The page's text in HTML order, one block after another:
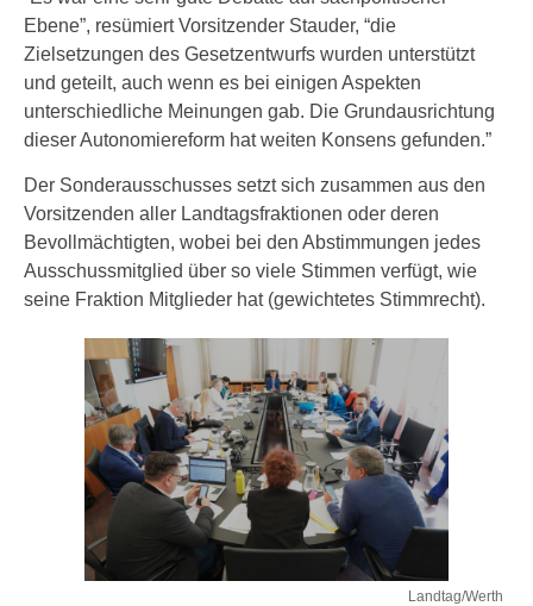
Ebene”, resümiert Vorsitzender Stauder, “die
Zielsetzungen des Gesetzentwurfs wurden unterstützt
und geteilt, auch wenn es bei einigen Aspekten
unterschiedliche Meinungen gab. Die Grundausrichtung
dieser Autonomiereform hat weiten Konsens gefunden.”
Der Sonderausschusses setzt sich zusammen aus den
Vorsitzenden aller Landtagsfraktionen oder deren
Bevollmächtigten, wobei bei den Abstimmungen jedes
Ausschussmitglied über so viele Stimmen verfügt, wie
seine Fraktion Mitglieder hat (gewichtetes Stimmrecht).
Landtag/Werth